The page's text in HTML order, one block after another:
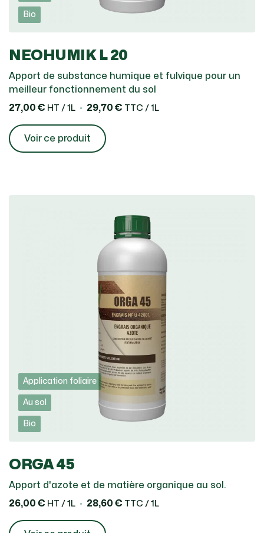
en culture de ces prairies entraine une
diminution du stock de carbone.
Bio
NEOHUMIK L 20
Apport de substance humique et fulvique pour un
meilleur fonctionnement du sol
27,00 € HT / 1L 29,70 € TTC / 1L
Voir ce produit
Application foliaire
Au sol
Bio
ORGA 45
Apport d'azote et de matière organique au sol.
26,00 € HT / 1L 28,60 € TTC / 1L